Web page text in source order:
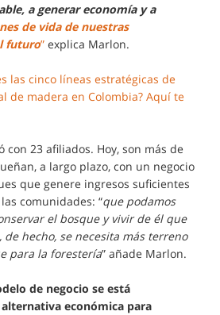
a generar economía y a
de vida de nuestras
futuro” explica Marlon.
las cinco líneas estratégicas de
de madera en Colombia? Aquí te
con 23 afiliados. Hoy, son más de
a largo plazo, con un negocio
que genere ingresos suficientes
comunidades: “que podamos
el bosque y vivir de él que
hecho, se necesita más terreno
para la forestería” añade Marlon.
de negocio se está
económica para